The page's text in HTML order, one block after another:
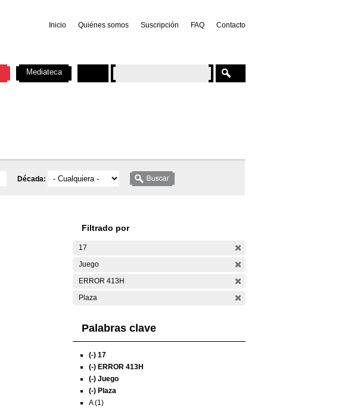
Inicio Quiénes somos Suscripción FAQ Contacto
Década:
Filtrado por
17
Juego
ERROR 413H
Plaza
Palabras clave
(-) 17
(-) ERROR 413H
(-) Juego
(-) Plaza
A (1)
Mediateca